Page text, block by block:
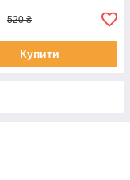
520 ₴
Купити